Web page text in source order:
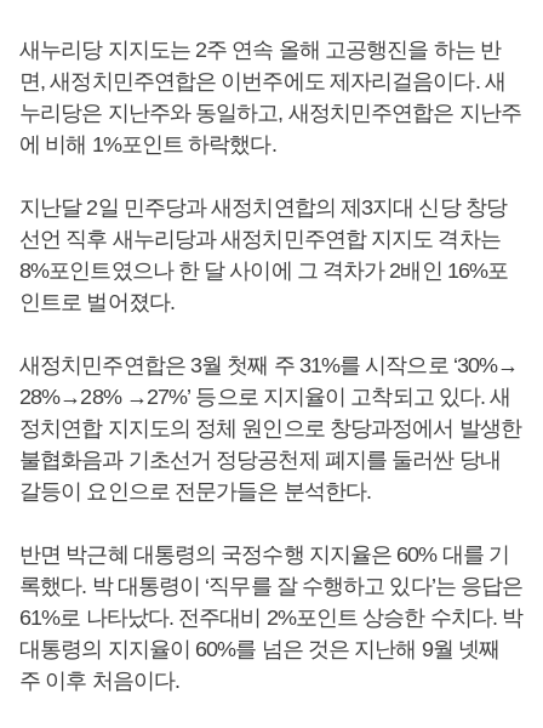
새누리당 지지도는 2주 연속 올해 고공행진을 하는 반
면, 새정치민주연합은 이번주에도 제자리걸음이다. 새
누리당은 지난주와 동일하고, 새정치민주연합은 지난주
에 비해 1%포인트 하락했다.
지난달 2일 민주당과 새정치연합의 제3지대 신당 창당
선언 직후 새누리당과 새정치민주연합 지지도 격차는
8%포인트였으나 한 달 사이에 그 격차가 2배인 16%포
인트로 벌어졌다.
새정치민주연합은 3월 첫째 주 31%를 시작으로 ‘30%→
28%→28% →27%’ 등으로 지지율이 고착되고 있다. 새
정치연합 지지도의 정체 원인으로 창당과정에서 발생한
불협화음과 기초선거 정당공천제 폐지를 둘러싼 당내
갈등이 요인으로 전문가들은 분석한다.
반면 박근혜 대통령의 국정수행 지지율은 60% 대를 기
록했다. 박 대통령이 ‘직무를 잘 수행하고 있다’는 응답은
61%로 나타났다. 전주대비 2%포인트 상승한 수치다. 박
대통령의 지지율이 60%를 넘은 것은 지난해 9월 넷째
주 이후 처음이다.